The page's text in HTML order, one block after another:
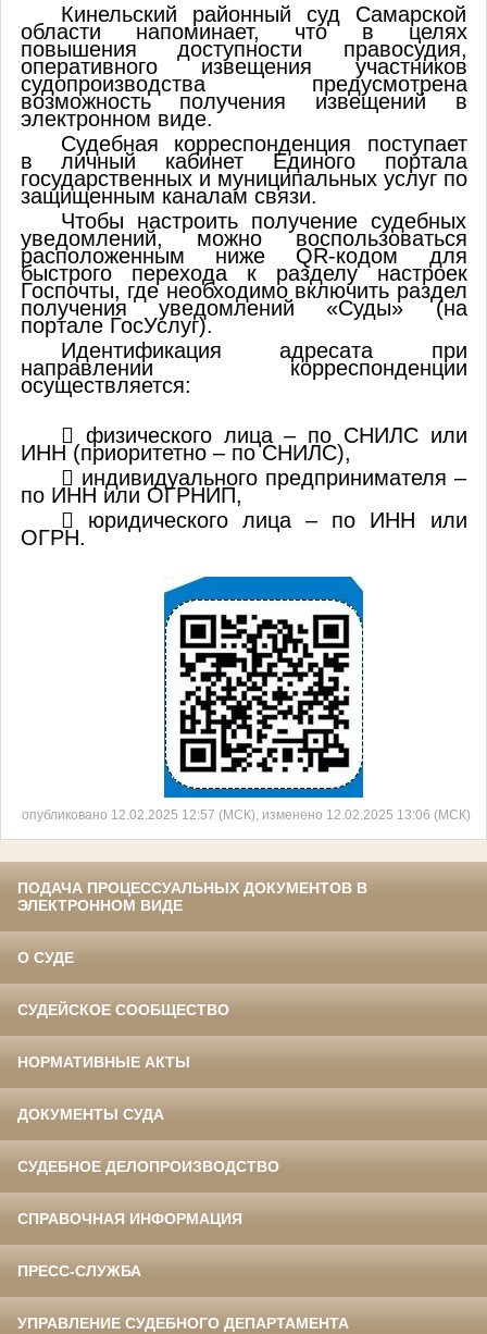
Кинельский районный суд Самарской
области напоминает, что в целях
повышения доступности правосудия,
оперативного извещения участников
судопроизводства предусмотрена
возможность получения извещений в
электронном виде.
Судебная корреспонденция поступает
в личный кабинет Единого портала
государственных и муниципальных услуг по
защищенным каналам связи.
Чтобы настроить получение судебных
уведомлений, можно воспользоваться
расположенным ниже QR-кодом для
быстрого перехода к разделу настроек
Госпочты, где необходимо включить раздел
получения уведомлений «Суды» (на
портале ГосУслуг).
Идентификация адресата при
направлении корреспонденции
осуществляется:
 физического лица – по СНИЛС или
ИНН (приоритетно – по СНИЛС),
 индивидуального предпринимателя –
по ИНН или ОГРНИП,
 юридического лица – по ИНН или
ОГРН.
опубликовано 12.02.2025 12:57 (МСК), изменено 12.02.2025 13:06 (МСК)
ПОДАЧА ПРОЦЕССУАЛЬНЫХ ДОКУМЕНТОВ В
ЭЛЕКТРОННОМ ВИДЕ
О СУДЕ
СУДЕЙСКОЕ СООБЩЕСТВО
НОРМАТИВНЫЕ АКТЫ
ДОКУМЕНТЫ СУДА
СУДЕБНОЕ ДЕЛОПРОИЗВОДСТВО
СПРАВОЧНАЯ ИНФОРМАЦИЯ
ПРЕСС-СЛУЖБА
УПРАВЛЕНИЕ СУДЕБНОГО ДЕПАРТАМЕНТА